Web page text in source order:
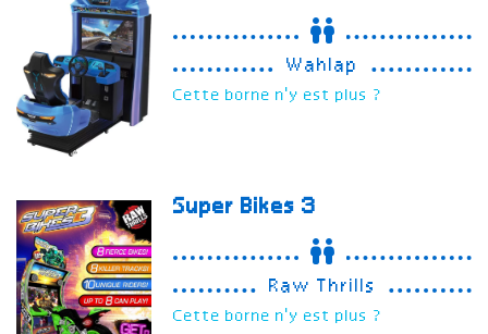
Wahlap
Cette borne n'y est plus ?
Super Bikes 3
Raw Thrills
Cette borne n'y est plus ?